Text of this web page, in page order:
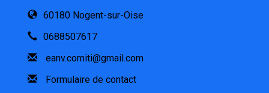
60180 Nogent-sur-Oise
0688507617
eanv.comiti@gmail.com
Formulaire de contact